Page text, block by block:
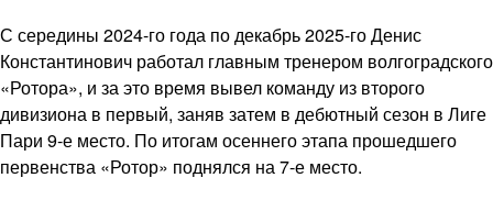
С середины 2024-го года по декабрь 2025-го Денис
Константинович работал главным тренером волгоградского
«Ротора», и за это время вывел команду из второго
дивизиона в первый, заняв затем в дебютный сезон в Лиге
Пари 9-е место. По итогам осеннего этапа прошедшего
первенства «Ротор» поднялся на 7-е место.